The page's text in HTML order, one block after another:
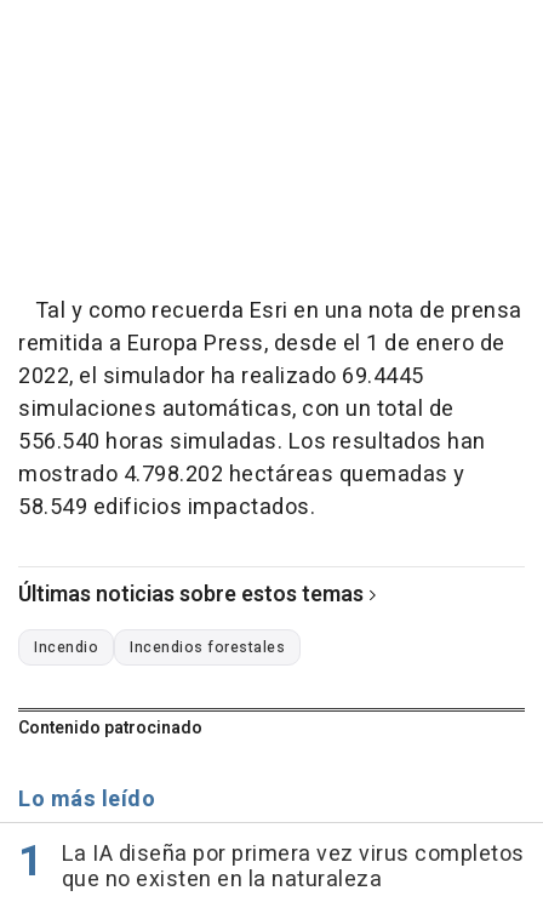
Tal y como recuerda Esri en una nota de prensa
remitida a Europa Press, desde el 1 de enero de
2022, el simulador ha realizado 69.4445
simulaciones automáticas, con un total de
556.540 horas simuladas. Los resultados han
mostrado 4.798.202 hectáreas quemadas y
58.549 edificios impactados.
Últimas noticias sobre estos temas
Incendio Incendios forestales
Contenido patrocinado
Lo más leído
La IA diseña por primera vez virus completos
que no existen en la naturaleza